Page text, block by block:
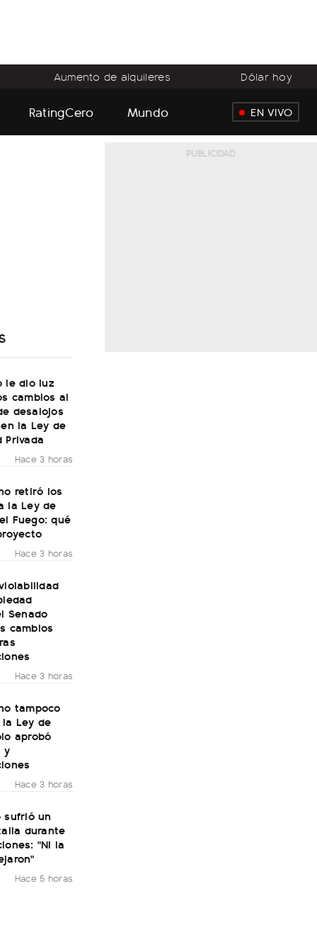
Aumento de alquileres Dólar hoy
RatingCero Mundo EN VIVO
le dio luz
cambios al
desalojos
la Ley de
Privada
Hace 3 horas
retiró los
la Ley de
Fuego: qué
Hace 3 horas
Senado
cambios
Hace 3 horas
tampoco
Ley de
aprobó
y
Hace 3 horas
sufrió un
durante
"Ni la
Hace 5 horas